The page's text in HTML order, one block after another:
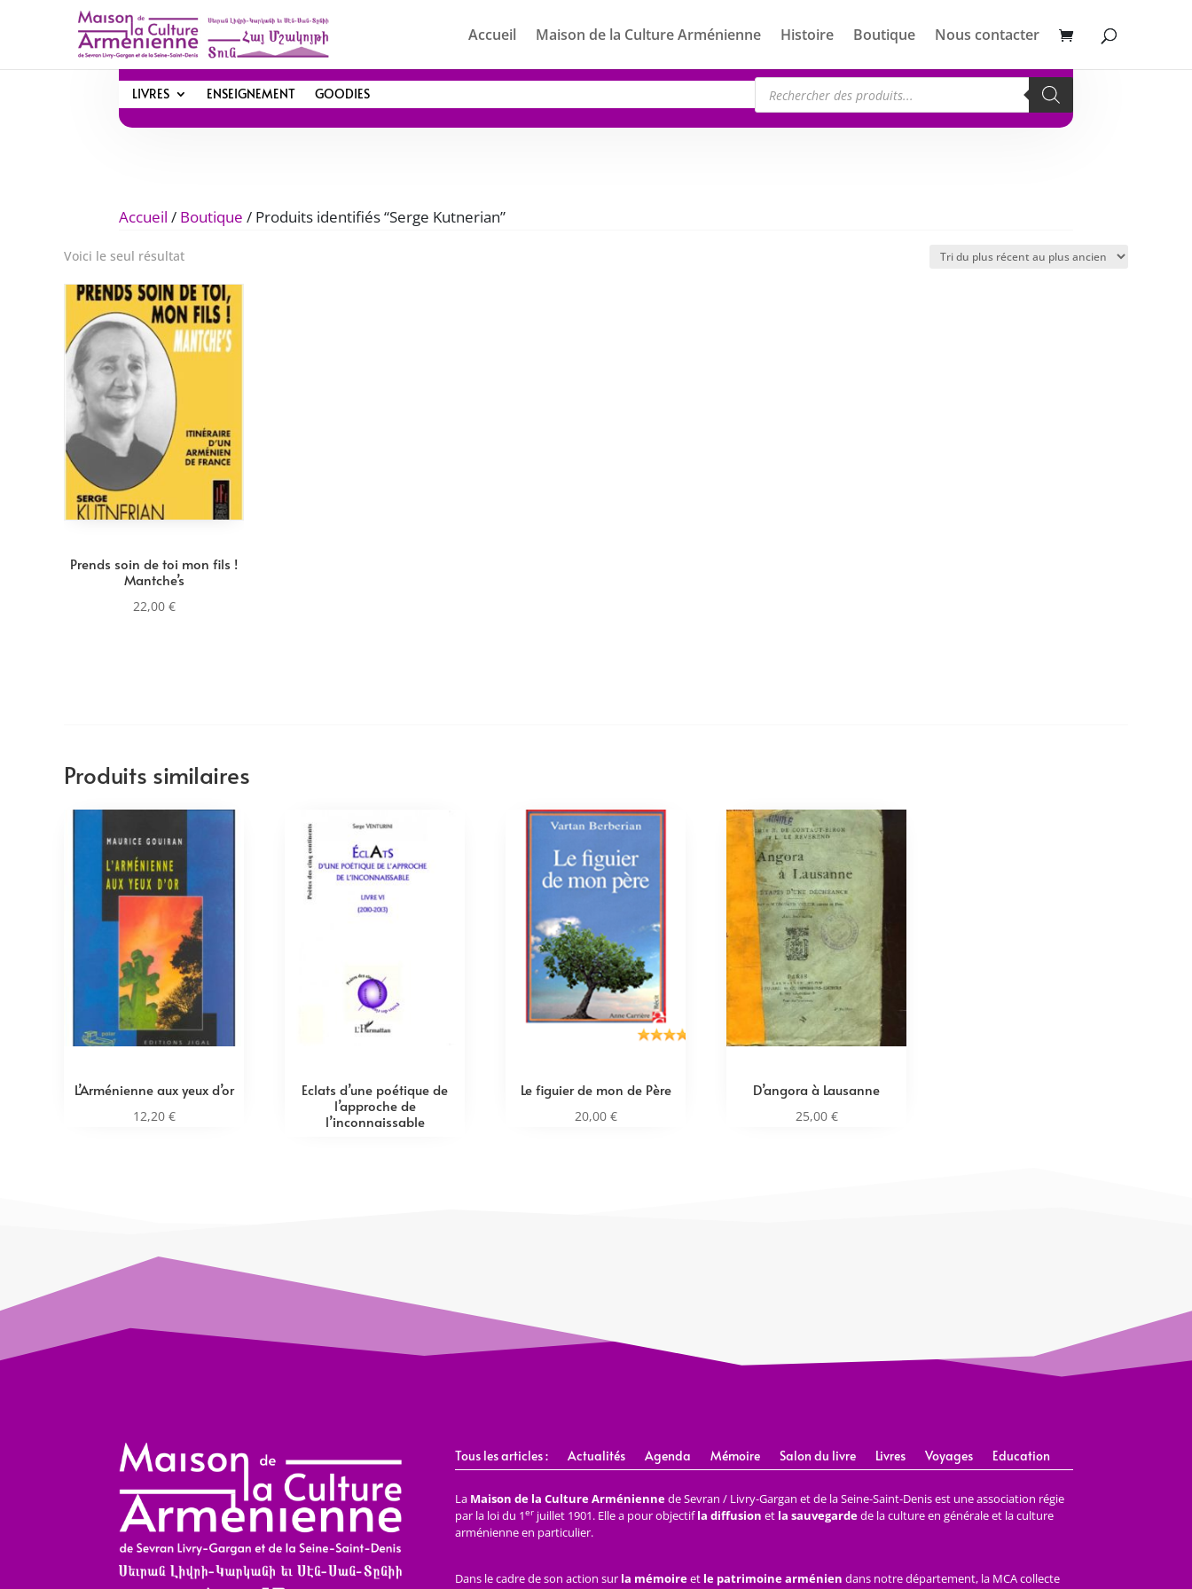
Accueil Maison de la Culture Arménienne Histoire Boutique Nous contacter
LIVRES ENSEIGNEMENT GOODIES Recherche
de
produits
Accueil / Boutique / Produits identifiés “Serge Kutnerian”
Voici le seul résultat
Prends soin de toi mon fils !
Mantche’s
22,00 €
Produits similaires
L’Arménienne aux yeux d’or
12,20 €
Eclats d’une poétique de
l’approche de
l’inconnaissable
Le figuier de mon de Père
20,00 €
D’angora à Lausanne
25,00 €
Tous les articles : Actualités Agenda Mémoire Salon du livre Livres Voyages Education
La Maison de la Culture Arméniennede Sevran / Livry-Gargan et de la Seine-Saint-Denis est une association régie
par la loi du 1erjuillet 1901. Elle a pour objectifla diffusion et la sauvegardede la culture en générale et la culture
arménienne en particulier.
Dans le cadre de son action sur la mémoireet le patrimoine arménien dans notre département, la MCA collecte